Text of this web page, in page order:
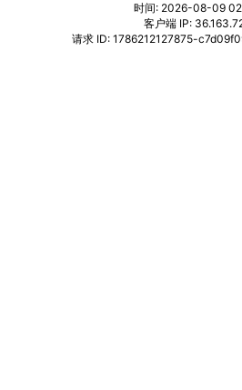
时间: 2026-08-09
客户端 IP:
请求 ID: 1786212127875-